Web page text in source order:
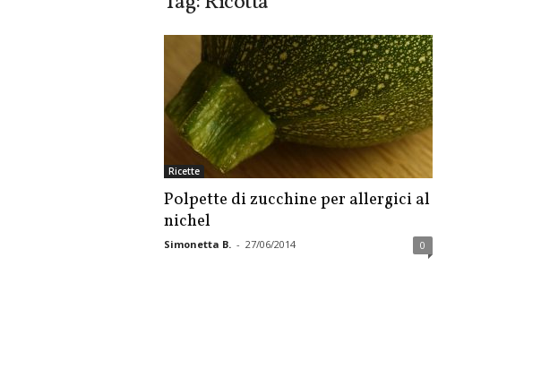
Ricette
Polpette di zucchine per allergici al
nichel
Simonetta B. - 27/06/2014 0